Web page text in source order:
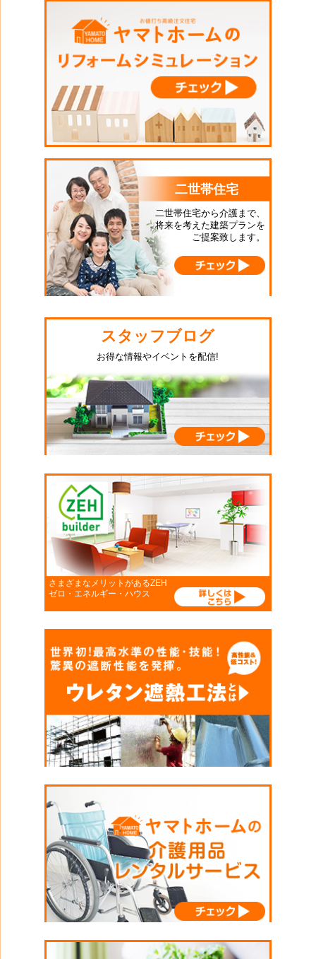
二世帯住宅
二世帯住宅から介護まで、
将来を考えた建築プランを
ご提案致します。
スタッフブログ
お得な情報やイベントを配信!
さまざまなメリットがあるZEH
ゼロ・エネルギー・ハウス